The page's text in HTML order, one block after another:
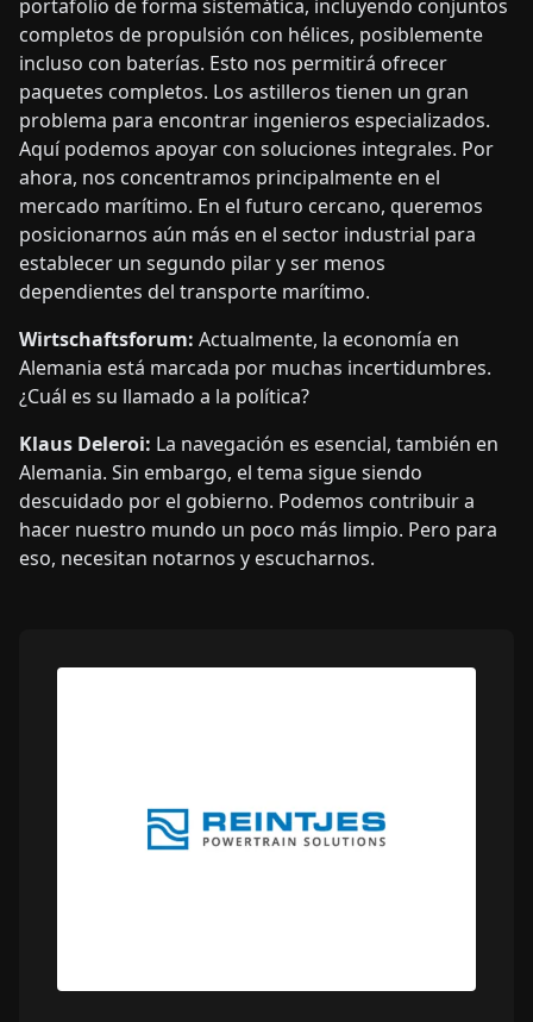
portafolio de forma sistemática, incluyendo conjuntos
completos de propulsión con hélices, posiblemente
incluso con baterías. Esto nos permitirá ofrecer
paquetes completos. Los astilleros tienen un gran
problema para encontrar ingenieros especializados.
Aquí podemos apoyar con soluciones integrales. Por
ahora, nos concentramos principalmente en el
mercado marítimo. En el futuro cercano, queremos
posicionarnos aún más en el sector industrial para
establecer un segundo pilar y ser menos
dependientes del transporte marítimo.
Wirtschaftsforum: Actualmente, la economía en
Alemania está marcada por muchas incertidumbres.
¿Cuál es su llamado a la política?
Klaus Deleroi: La navegación es esencial, también en
Alemania. Sin embargo, el tema sigue siendo
descuidado por el gobierno. Podemos contribuir a
hacer nuestro mundo un poco más limpio. Pero para
eso, necesitan notarnos y escucharnos.